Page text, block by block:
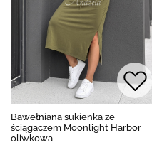
Bawełniana sukienka ze
ściągaczem Moonlight Harbor
oliwkowa